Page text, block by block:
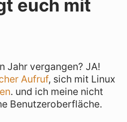
euch mit
Jahr vergangen? JA!
Aufruf, sich mit Linux
. und ich meine nicht
Benutzeroberfläche.